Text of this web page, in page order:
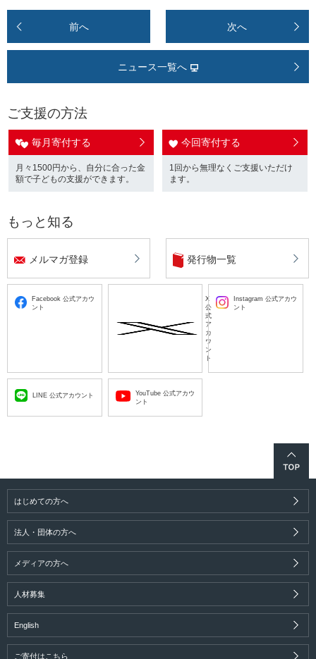
前へ 次へ
ニュース一覧へ
ご支援の方法
毎月寄付する
月々1500円から、自分に合った金
額で子どもの支援ができます。
今回寄付する
1回から無理なくご支援いただけ
ます。
もっと知る
メルマガ登録 発行物一覧
Facebook 公式アカウ
ント
X
公
式
ア
カ
ウ
ン
ト
Instagram 公式アカウ
ント
LINE 公式アカウント
YouTube 公式アカウ
ント
はじめての方へ
法人・団体の方へ
メディアの方へ
人材募集
English
ご寄付はこちら